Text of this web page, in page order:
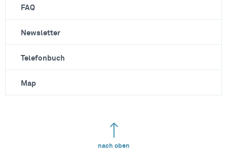
FAQ
Newsletter
Telefonbuch
Map
nach oben